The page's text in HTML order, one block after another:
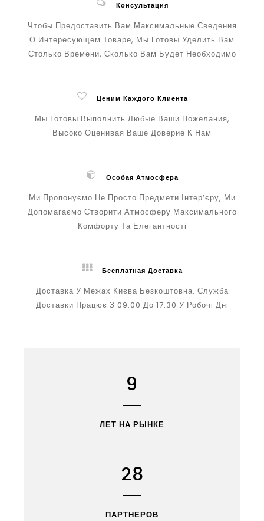
Консультация
Чтобы Предоставить Вам Максимальные Сведения
О Интересующем Товаре, Мы Готовы Уделить Вам
Столько Времени, Сколько Вам Будет Необходимо
Ценим Каждого Клиента
Мы Готовы Выполнить Любые Ваши Пожелания,
Высоко Оценивая Ваше Доверие К Нам
Особая Атмосфера
Ми Пропонуємо Не Просто Предмети Інтер’єру, Ми
Допомагаємо Створити Атмосферу Максимального
Комфорту Та Елегантності
Бесплатная Доставка
Доставка У Межах Києва Безкоштовна. Служба
Доставки Працює З 09:00 До 17:30 У Робочі Дні
9
ЛЕТ НА РЫНКЕ
28
ПАРТНЕРОВ